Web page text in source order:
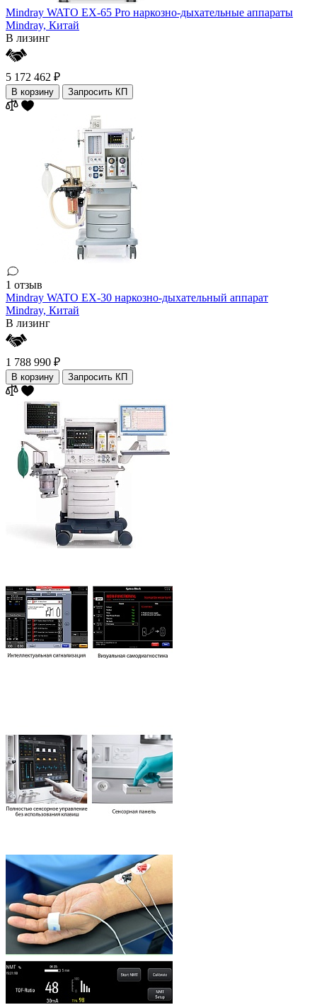
Mindray WATO EX-65 Pro наркозно-дыхательные аппараты
Mindray, Китай
В лизинг
5 172 462 ₽
В корзину Запросить КП
1 отзыв
Mindray WATO EX-30 наркозно-дыхательный аппарат
Mindray, Китай
В лизинг
1 788 990 ₽
В корзину Запросить КП